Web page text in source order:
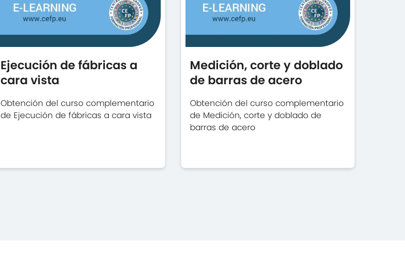
Ejecución de fábricas a
cara vista
Obtención del curso complementario
de Ejecución de fábricas a cara vista
Medición, corte y doblado
de barras de acero
Obtención del curso complementario
de Medición, corte y doblado de
barras de acero